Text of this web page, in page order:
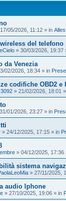
17/05/2026, 11:12 » in
del telefono
» 30/03/2026, 19:37
da Venezia
02/2026, 18:34 » in
codifiche OBD2 e
» 21/02/2026, 18:01
31/01/2026, 23:27 » in
» 24/12/2025, 17:15 » in
» 04/12/2025, 17:36
sistema
» 27/11/2025,
audio Iphone
» 27/10/2025, 19:06 » in